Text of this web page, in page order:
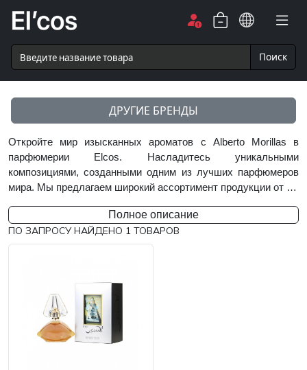
Поиск
ДРУГИЕ БРЕНДЫ
Откройте мир изысканных ароматов с Alberto Morillas в
парфюмерии Elcos. Насладитесь уникальными
композициями, созданными одним из лучших парфюмеров
мира. Мы предлагаем широкий ассортимент продукции от …
Полное описание
ПО ЗАПРОСУ НАЙДЕНО 1 ТОВАРОВ